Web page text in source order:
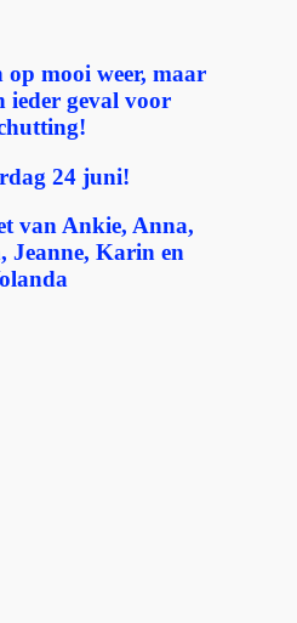
op mooi weer, maar
ieder geval voor
24 juni!
van Ankie, Anna,
Jeanne, Karin en